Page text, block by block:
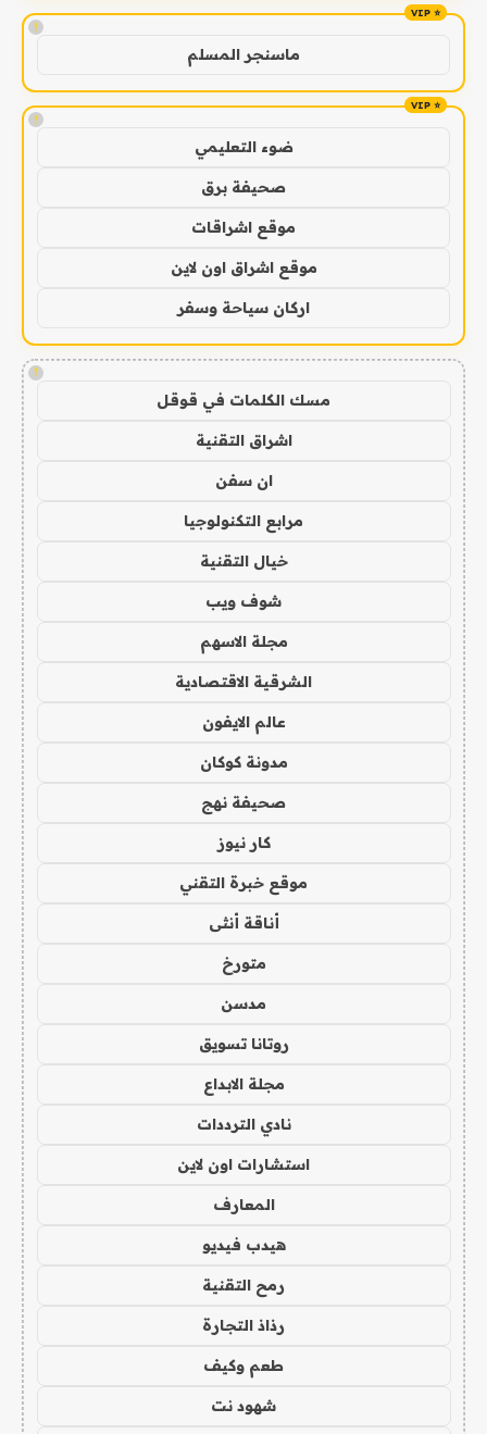
!
ماسنجر المسلم
!
ضوء التعليمي
صحيفة برق
موقع اشراقات
موقع اشراق اون لاين
اركان سياحة وسفر
!
مسك الكلمات في قوقل
اشراق التقنية
ان سفن
مرابع التكنولوجيا
خيال التقنية
شوف ويب
مجلة الاسهم
الشرقية الاقتصادية
عالم الايفون
مدونة كوكان
صحيفة نهج
كار نيوز
موقع خبرة التقني
أناقة أنثى
متورخ
مدسن
روتانا تسويق
مجلة الابداع
نادي الترددات
استشارات اون لاين
المعارف
هيدب فيديو
رمح التقنية
رذاذ التجارة
طعم وكيف
شهود نت